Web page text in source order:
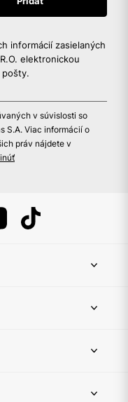
informácií zasielaných
elektronickou
v súvislosti so
S.A. Viac informácií o
práv nájdete v